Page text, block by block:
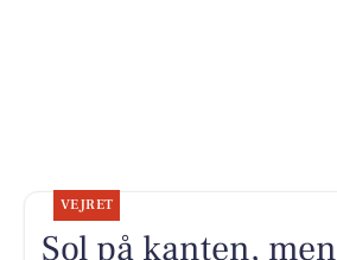
VEJRET
Sol på kanten, men